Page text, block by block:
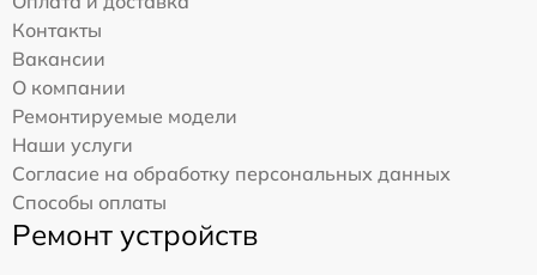
Контакты
Вакансии
О компании
Ремонтируемые модели
Наши услуги
Согласие на обработку персональных данных
Способы оплаты
Ремонт устройств